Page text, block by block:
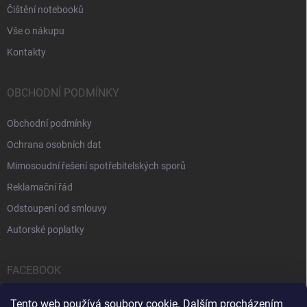
Tento web používá soubory cookie. Dalším procházením
Čištění notebooků
Vše o nákupu
Kontakty
OBCHODNÍ PODMÍNKY
Obchodní podmínky
Ochrana osobních dat
Mimosoudní řešení spotřebitelských sporů
Reklamační řád
Odstoupení od smlouvy
Autorské poplatky
FACEBOOK